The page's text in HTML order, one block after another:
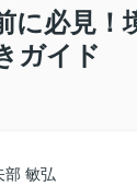
に必見！
ガイド
部 敏弘